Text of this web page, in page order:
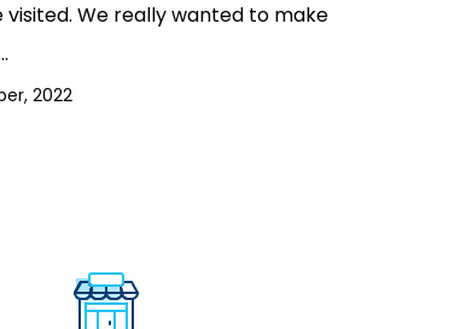
We really wanted to make
2022